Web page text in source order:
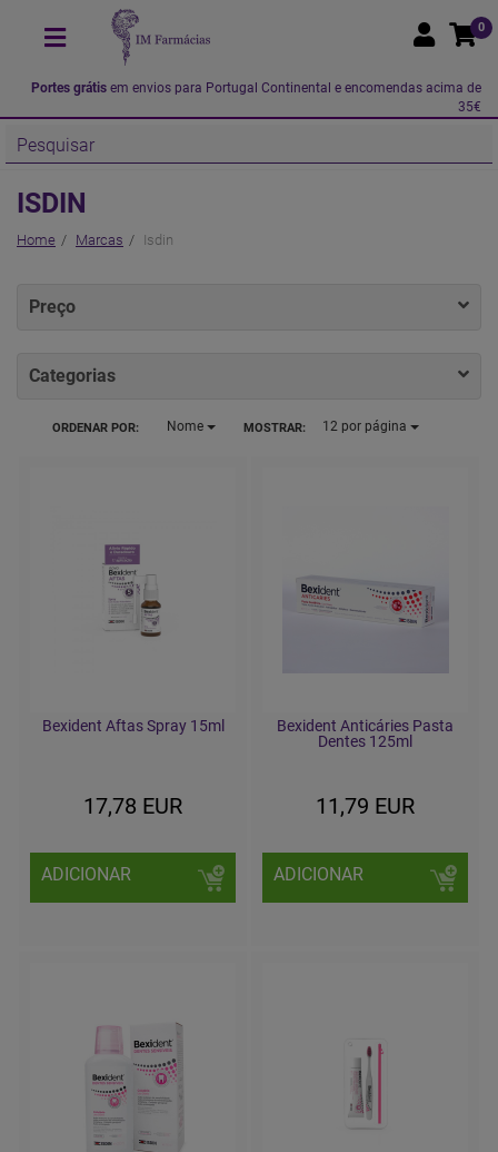
0
Portes grátis em envios para Portugal Continental e encomendas acima de
35€
ISDIN
Home Marcas Isdin
Preço
Categorias
ORDENAR POR: Nome MOSTRAR: 12por página
Bexident Aftas Spray 15ml
17,78 EUR
ADICIONAR
Bexident Anticáries Pasta
Dentes 125ml
11,79 EUR
ADICIONAR